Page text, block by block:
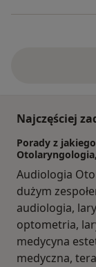
Najczęściej
Porady z
Audiologia
dużym
audiologia,
optometria,
medycyna
medyczna,